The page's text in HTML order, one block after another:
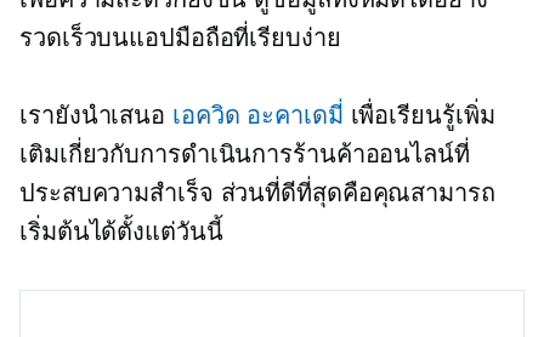
รวดเร็วบนแอปมือถือที่เรียบง่าย
เรายังนำเสนอ เอควิด อะคาเดมี่ เพื่อเรียนรู้เพิ่ม
เติมเกี่ยวกับการดำเนินการร้านค้าออนไลน์ที่
ประสบความสำเร็จ ส่วนที่ดีที่สุดคือคุณสามารถ
เริ่มต้นได้ตั้งแต่วันนี้